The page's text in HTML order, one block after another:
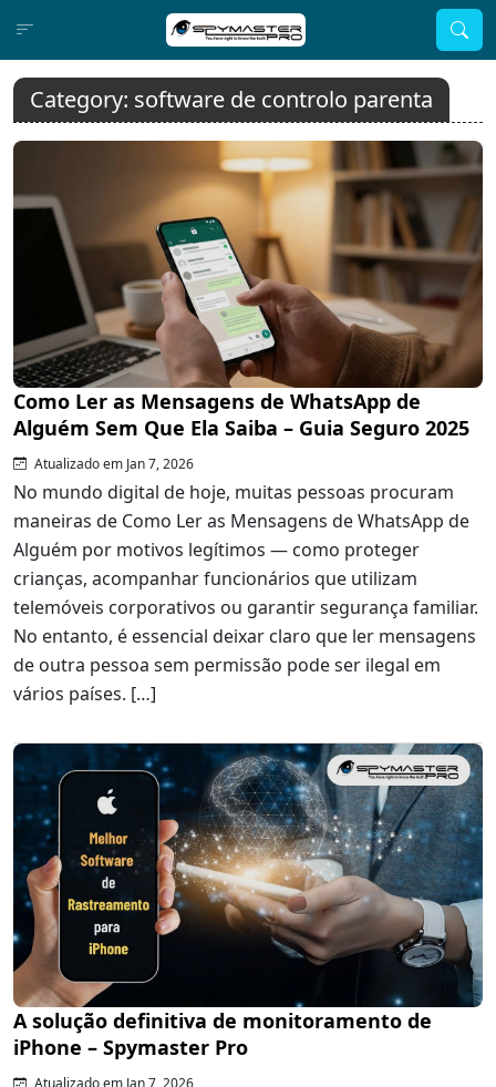
Category: software de controlo parenta
Como Ler as Mensagens de WhatsApp de
Alguém Sem Que Ela Saiba – Guia Seguro 2025
Atualizado em Jan 7, 2026
No mundo digital de hoje, muitas pessoas procuram
maneiras de Como Ler as Mensagens de WhatsApp de
Alguém por motivos legítimos — como proteger
crianças, acompanhar funcionários que utilizam
telemóveis corporativos ou garantir segurança familiar.
No entanto, é essencial deixar claro que ler mensagens
de outra pessoa sem permissão pode ser ilegal em
vários países. […]
A solução definitiva de monitoramento de
iPhone – Spymaster Pro